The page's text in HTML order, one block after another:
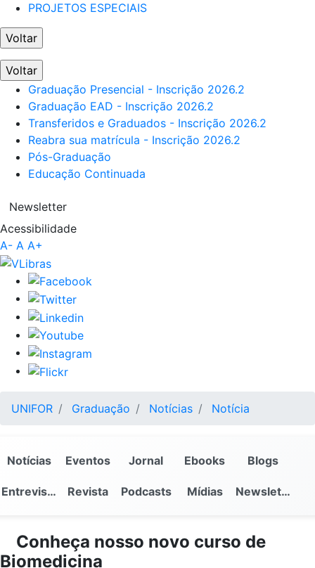
PROJETOS ESPECIAIS
Voltar
Voltar
Graduação Presencial - Inscrição 2026.2
Graduação EAD - Inscrição 2026.2
Transferidos e Graduados - Inscrição 2026.2
Reabra sua matrícula - Inscrição 2026.2
Pós-Graduação
Educação Continuada
Newsletter
Acessibilidade
A- A A+
UNIFOR Graduação Notícias Notícia
Notícias Eventos Jornal Ebooks Blogs
Entrevistas Revista Podcasts Mídias Newsletter
Conheça nosso novo curso de
Biomedicina